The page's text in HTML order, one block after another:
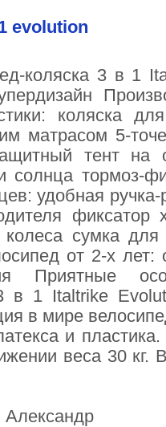
evolution
коляска 3 в 1
коляска
матрасом 5-
тент на
тормоз-
удобная
фиксатор
сумка для
от 2-х лет:
Приятные
в 1 Italtrike
в мире
и
веса 30 кг.